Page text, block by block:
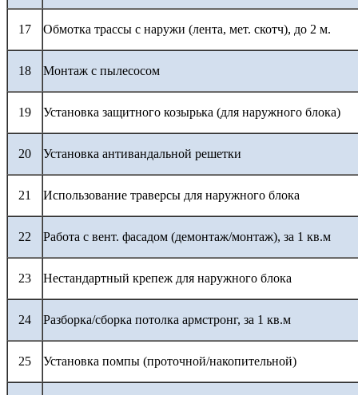
17 Обмотка трассы с наружи (лента, мет. скотч), до 2 м.
18 Монтаж с пылесосом
19 Установка защитного козырька (для наружного блока)
20 Установка антивандальной решетки
21 Использование траверсы для наружного блока
22 Работа с вент. фасадом (демонтаж/монтаж), за 1 кв.м
23 Нестандартный крепеж для наружного блока
24 Разборка/сборка потолка армстронг, за 1 кв.м
25 Установка помпы (проточной/накопительной)